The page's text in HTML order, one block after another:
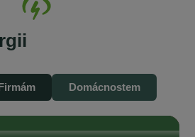
Firmám Domácnostem
odběratelé v našich obcích měli také přístup ke
„To, čeho si na EnVysu velmi ceníme, je
opravdu všechno průzračné. Odborníci, kteří se